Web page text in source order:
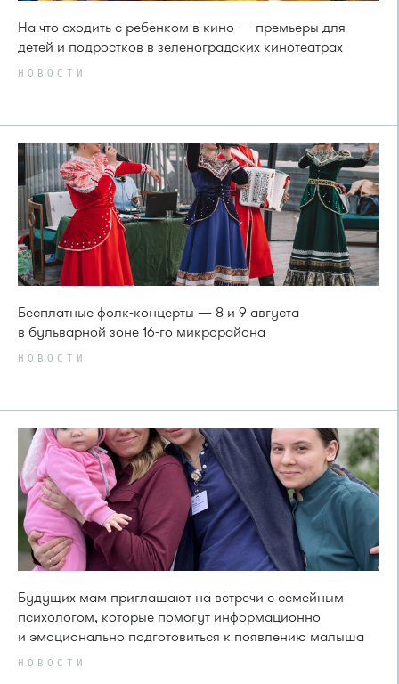
На что сходить с ребенком в кино — премьеры для
детей и подростков в зеленоградских кинотеатрах
НОВОСТИ
Бесплатные фолк-концерты — 8 и 9 августа
в бульварной зоне 16-го микрорайона
НОВОСТИ
Будущих мам приглашают на встречи с семейным
психологом, которые помогут информационно
и эмоционально подготовиться к появлению малыша
НОВОСТИ